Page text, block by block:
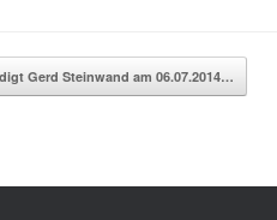
Gerd Steinwand am 06.07.2014…